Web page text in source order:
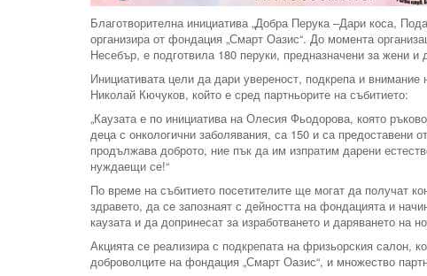
Благотворителна инициатива „Добра Перука –Дари коса,
организира от фондация „Смарт Оазис“. До момента
Несебър, е подготвила 180 перуки, предназначени за жени
Инициативата цели да дари увереност, подкрепа и
Николай Кючуков, който е сред партньорите на събитието:
„Каузата е по инициатива на Олесия Фьодорова, която
деца с онкологични заболявания, са 150 и са
продължава доброто, ние пък да им изпратим дарени
нуждаещи се!“
По време на събитието посетителите ще могат да получат
здравето, да се запознаят с дейността на фондацията и
каузата и да допринесат за изработването и даряването на
Акцията се реализира с подкрепата на фризьорския салон,
доброволците на фондация „Смарт Оазис“, и множество